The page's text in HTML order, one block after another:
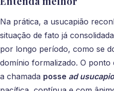
Na prática, a usucapião
situação de fato já
por longo período, como se
domínio formalizado. O
a chamada posse ad